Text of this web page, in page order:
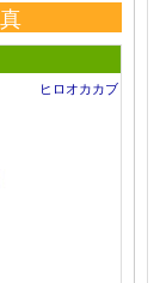
ヒロオカカブ